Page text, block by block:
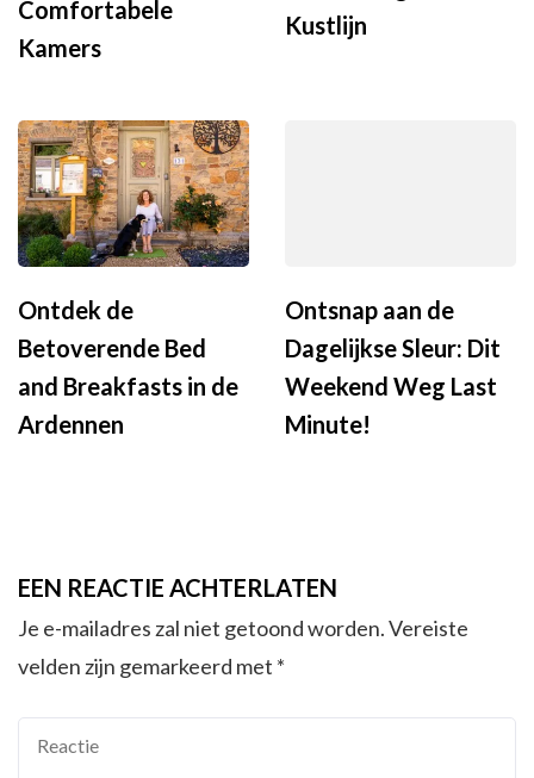
Comfortabele
Kamers
Kustlijn
Ontdek de
Betoverende Bed
and Breakfasts in de
Ardennen
Ontsnap aan de
Dagelijkse Sleur: Dit
Weekend Weg Last
Minute!
EEN REACTIE ACHTERLATEN
Je e-mailadres zal niet getoond worden.Vereiste
velden zijn gemarkeerd met *